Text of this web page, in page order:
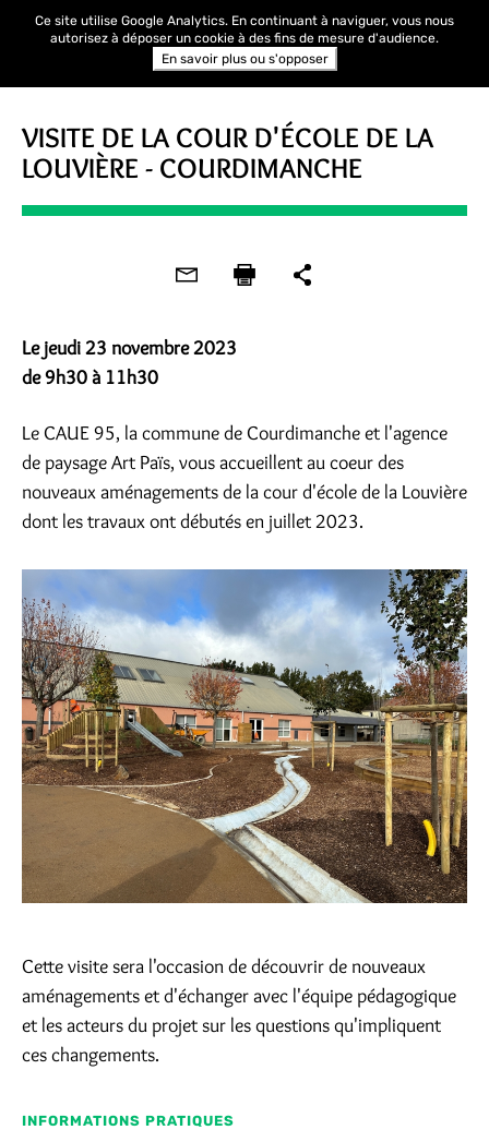
VISITE DE LA COUR D'ÉCOLE DE LA
LOUVIÈRE - COURDIMANCHE
Le jeudi 23 novembre 2023
de 9h30 à 11h30
Le CAUE 95, la commune de Courdimanche et l'agence
de paysage Art Païs, vous accueillent au coeur des
nouveaux aménagements de la cour d'école de la Louvière
dont les travaux ont débutés en juillet 2023.
Cette visite sera l'occasion de découvrir de nouveaux
aménagements et d'échanger avec l'équipe pédagogique
et les acteurs du projet sur les questions qu'impliquent
ces changements.
INFORMATIONS PRATIQUES
Ce site utilise Google Analytics. En continuant à naviguer, vous nous
autorisez à déposer un cookie à des fins de mesure d'audience.
En savoir plus ou s'opposer